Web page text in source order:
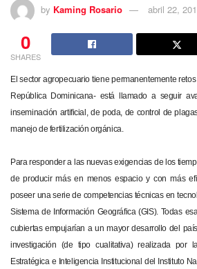
by Kaming Rosario abril 22,
0
SHARES
El sector agropecuario tiene permanentemente
República Dominicana- está llamado a seguir
inseminación artificial, de poda, de control de
manejo de fertilización orgánica.
Para responder a las nuevas exigencias de los
de producir más en menos espacio y con más
poseer una serie de competencias técnicas en
Sistema de Información Geográfica (GIS). Todas
cubiertas empujarían a un mayor desarrollo del
investigación (de tipo cualitativa) realizada por
Estratégica e Inteligencia Institucional del Instituto